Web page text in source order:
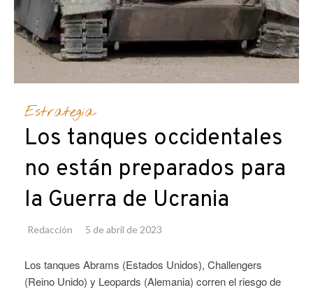
Estrategia
Los tanques occidentales
no están preparados para
la Guerra de Ucrania
Redacción 5 de abril de 2023
Los tanques Abrams (Estados Unidos), Challengers
(Reino Unido) y Leopards (Alemania) corren el riesgo de